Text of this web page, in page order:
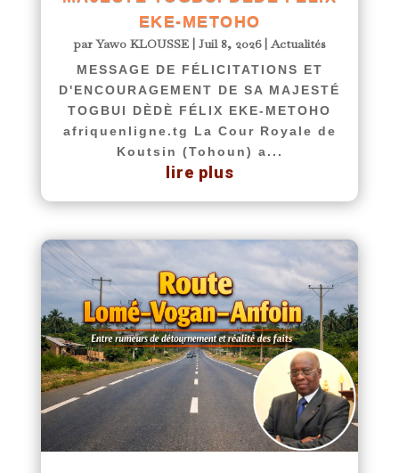
EKE-METOHO
parYawo KLOUSSE| Juil 8, 2026|Actualités
MESSAGE DE FÉLICITATIONS ET
D'ENCOURAGEMENT DE SA MAJESTÉ
TOGBUI DÈDÈ FÉLIX EKE-METOHO
afriquenligne.tg La Cour Royale de
Koutsin (Tohoun) a...
lire plus